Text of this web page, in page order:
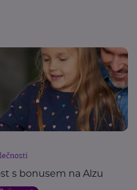
s bonusem na Alzu